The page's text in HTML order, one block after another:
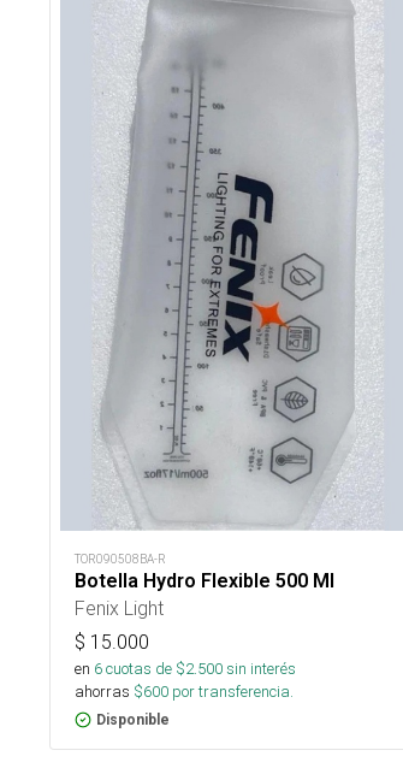
TOR090508BA-R
Botella Hydro Flexible 500 Ml
Fenix Light
$ 15.000
en 6cuotas de $2.500sin interés
ahorras $600 por transferencia.
Disponible